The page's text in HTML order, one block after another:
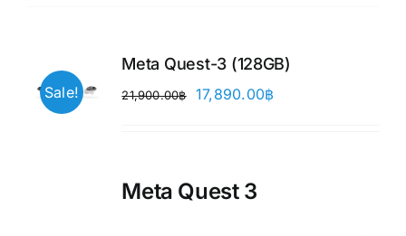
Sale!
Meta Quest-3 (128GB)
21,900.00฿
Original
17,890.00฿
Meta Quest 3